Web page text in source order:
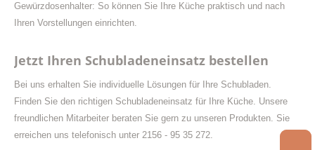
Gewürzdosenhalter: So können Sie Ihre Küche praktisch und nach
Ihren Vorstellungen einrichten.
Jetzt Ihren Schubladeneinsatz bestellen
Bei uns erhalten Sie individuelle Lösungen für Ihre Schubladen.
Finden Sie den richtigen Schubladeneinsatz für Ihre Küche. Unsere
freundlichen Mitarbeiter beraten Sie gern zu unseren Produkten. Sie
erreichen uns telefonisch unter 2156 - 95 35 272.